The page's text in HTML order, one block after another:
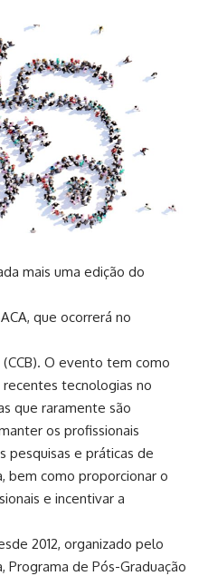
mais uma edição do
que ocorrerá no
O evento tem como
tecnologias no
que raramente são
os profissionais
pesquisas e práticas de
bem como proporcionar o
e incentivar a
2012, organizado pelo
de Pós-Graduação